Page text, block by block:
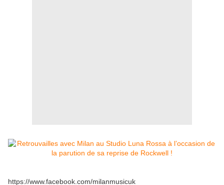
https://www.facebook.com/milanmusicuk